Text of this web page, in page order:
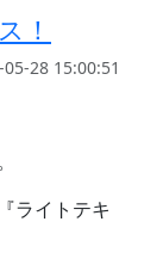
！
28 15:00:51
ライトテキ